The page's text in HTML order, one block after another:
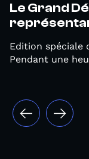
Le Grand
Edition spéciale
Pendant une